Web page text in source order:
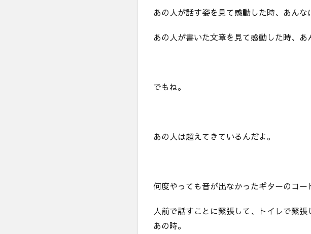
あの人が話す姿を見て感動した時、あんな
あの人が書いた文章を見て感動した時、
でもね。
あの人は超えてきているんだよ。
何度やっても音が出なかったギターのコー
人前で話すことに緊張して、トイレで緊
あの時。